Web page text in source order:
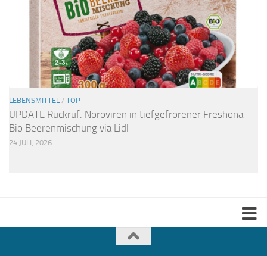
LEBENSMITTEL / TOP
UPDATE Rückruf: Noroviren in tiefgefrorener Freshona
Bio Beerenmischung via Lidl
24 JULI, 2026